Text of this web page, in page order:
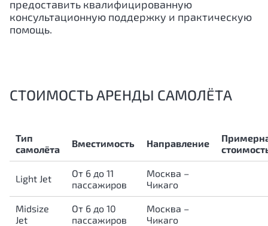
предоставить квалифицированную
консультационную поддержку и практическую
помощь.
СТОИМОСТЬ АРЕНДЫ САМОЛЁТА
Тип
самолёта
Вместимость Направление
Light Jet
От 6 до 11
пассажиров
Москва –
Чикаго
Midsize
Jet
От 6 до 10
пассажиров
Москва –
Чикаго